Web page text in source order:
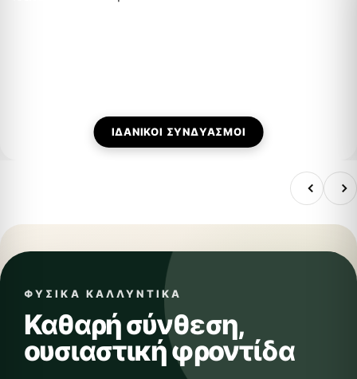
ΙΔΑΝΙΚΟΊ ΣΥΝΔΥΑΣΜΟΊ
ΦΥΣΙΚΑ ΚΑΛΛΥΝΤΙΚΑ
Καθαρή σύνθεση,
ουσιαστική φροντίδα